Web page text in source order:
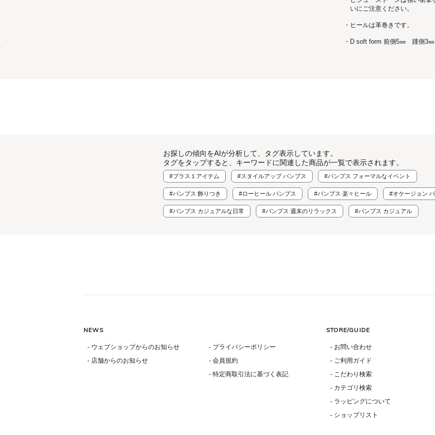
いにご注意ください。
・ヒールは革巻きです。
・D soft form 前側5㎜ 踵側3㎜
お探しの傾向をAIが分析して、タグ表示しています。
タグをタップすると、キーワードに関連した商品が一覧で表示されます。
#プラス１アイテム #スタイルアップ パンプス #パンプス フォーマルなイベント
#パンプス 飾りつき #ローヒール パンプス #パンプス 楽々ヒール #オケージョン
#パンプス カジュアルな日常 #パンプス 週末のリラックス #パンプス カジュアル
NEWS
- ウェブショップからのお知らせ
- 店舗からのお知らせ
- プライバシーポリシー
- 会員規約
- 特定商取引法に基づく表記
STORE/GUIDE
- お問い合わせ
- ご利用ガイド
- こだわり検索
- カテゴリ検索
- ラッピングについて
- ショップリスト